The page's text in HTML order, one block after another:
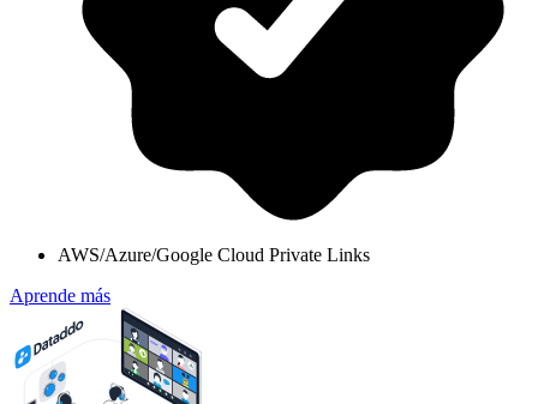
AWS/Azure/Google Cloud Private Links
Aprende más